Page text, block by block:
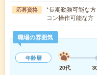
応募資格
*長期勤務可能な
コン操作可能な
職場の雰囲気
年齢層
20代